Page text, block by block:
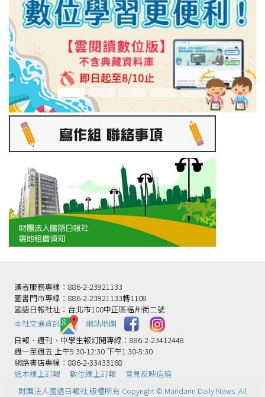
讀者服務專線：886-2-23921133
圖書門市專線：886-2-23921133轉1108
國語日報社址：台北市100中正區福州街二號
本社交通資訊️
網站地圖
日報、週刊、中學生報訂閱專線：886-2-23412448
週一至週五 上午9:30-12:30 下午1:30-5:30
網路書店專線：886-2-33433168
紙本線上訂報
數位線上訂報
意見反映信箱
財團法人國語日報社 版權所有 Copyright © Mandarin Daily News. All